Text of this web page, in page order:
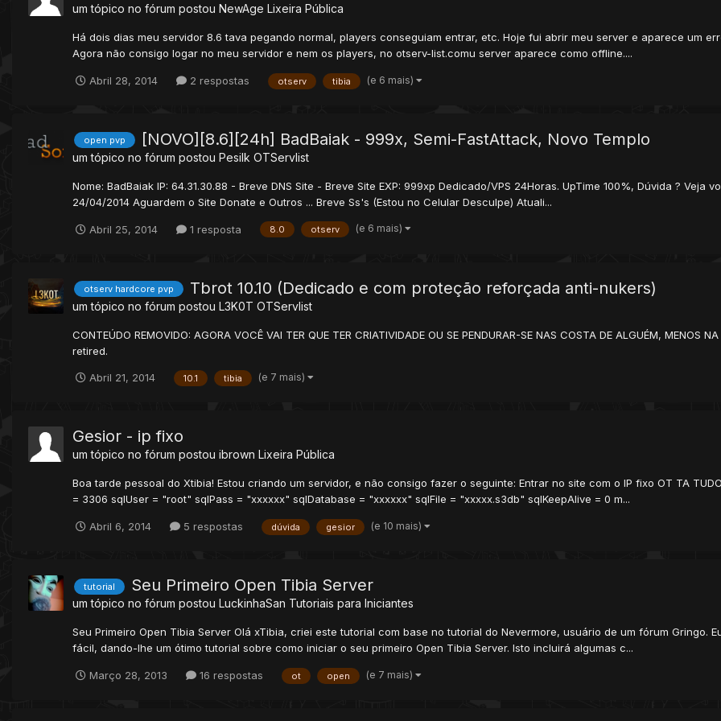
um tópico no fórum postou NewAge Lixeira Pública
Há dois dias meu servidor 8.6 tava pegando normal, players conseguiam entrar, etc. Hoje fui abrir meu server e aparece um
Agora não consigo logar no meu servidor e nem os players, no otserv-list.comu server aparece como offline....
Abril 28, 2014 2 respostas otserv tibia (e 6 mais)
open pvp [NOVO][8.6][24h] BadBaiak - 999x, Semi-FastAttack, Novo Templo
um tópico no fórum postou Pesilk OTServlist
Nome: BadBaiak IP: 64.31.30.88 - Breve DNS Site - Breve Site EXP: 999xp Dedicado/VPS 24Horas. UpTime 100%, Dúvida ?
24/04/2014 Aguardem o Site Donate e Outros ... Breve Ss's (Estou no Celular Desculpe) Atuali...
Abril 25, 2014 1 resposta 8.0 otserv (e 6 mais)
otserv hardcore pvp Tbrot 10.10 (Dedicado e com proteção reforçada anti-nukers)
um tópico no fórum postou L3K0T OTServlist
CONTEÚDO REMOVIDO: AGORA VOCÊ VAI TER QUE TER CRIATIVIDADE OU SE PENDURAR-SE NAS COSTA DE ALGUÉM,
retired.
Abril 21, 2014 10.1 tibia (e 7 mais)
Gesior - ip fixo
um tópico no fórum postou ibrown Lixeira Pública
Boa tarde pessoal do Xtibia! Estou criando um servidor, e não consigo fazer o seguinte: Entrar no site com o IP fixo OT TA TUDO
= 3306 sqlUser = "root" sqlPass = "xxxxxx" sqlDatabase = "xxxxxx" sqlFile = "xxxxx.s3db" sqlKeepAlive = 0 m...
Abril 6, 2014 5 respostas dúvida gesior (e 10 mais)
tutorial Seu Primeiro Open Tibia Server
um tópico no fórum postou LuckinhaSan Tutoriais para Iniciantes
Seu Primeiro Open Tibia Server Olá xTibia, criei este tutorial com base no tutorial do Nevermore, usuário de um fórum Gringo.
fácil, dando-lhe um ótimo tutorial sobre como iniciar o seu primeiro Open Tibia Server. Isto incluirá algumas c...
Março 28, 2013 16 respostas ot open (e 7 mais)